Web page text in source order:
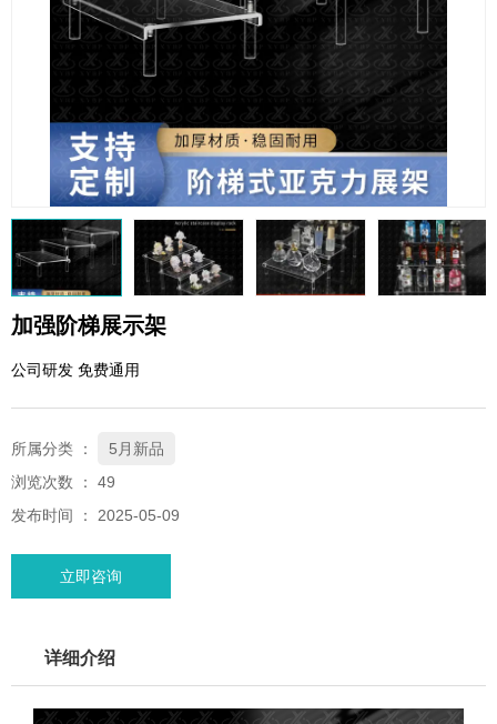
加强阶梯展示架
公司研发 免费通用
所属分类 ：
5月新品
浏览次数 ： 49
发布时间 ： 2025-05-09
立即咨询
详细介绍